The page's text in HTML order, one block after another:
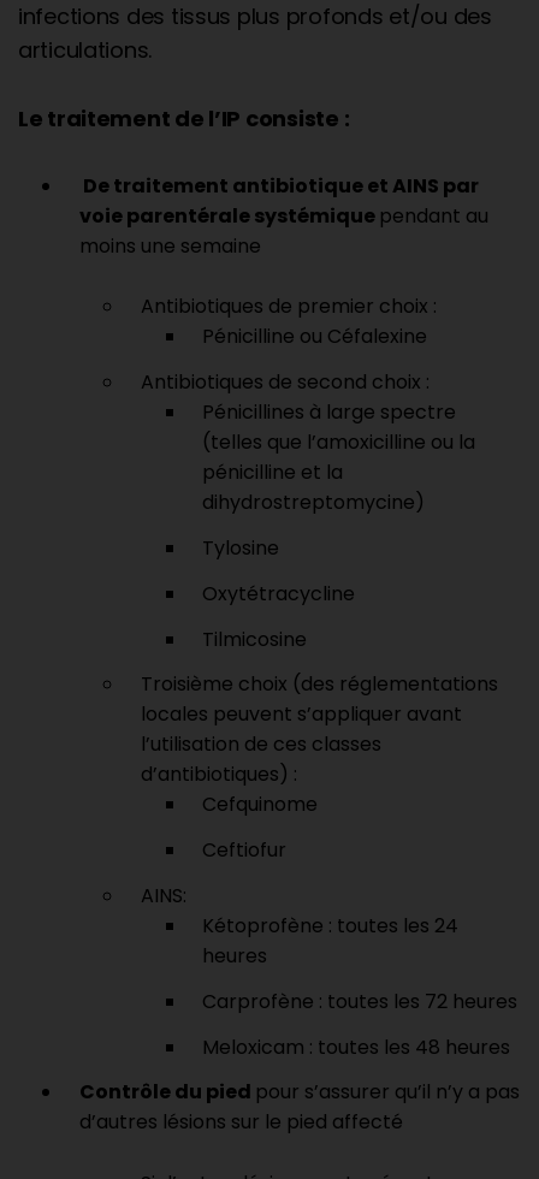
infections des tissus plus profonds et/ou des
articulations.
Le traitement de l’IP consiste :
De traitement antibiotique et AINS par
voie parentérale systémique pendant au
moins une semaine
Antibiotiques de premier choix :
Pénicilline ou Céfalexine
Antibiotiques de second choix :
Pénicillines à large spectre
(telles que l’amoxicilline ou la
pénicilline et la
dihydrostreptomycine)
Tylosine
Oxytétracycline
Tilmicosine
Troisième choix (des réglementations
locales peuvent s’appliquer avant
l’utilisation de ces classes
d’antibiotiques) :
Cefquinome
Ceftiofur
AINS:
Kétoprofène : toutes les 24
heures
Carprofène : toutes les 72 heures
Meloxicam : toutes les 48 heures
Contrôle du pied pour s’assurer qu’il n’y a pas
d’autres lésions sur le pied affecté